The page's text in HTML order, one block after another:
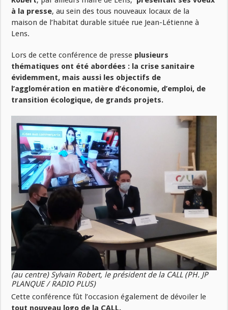
à la presse, au sein des tous nouveaux locaux de la
maison de l’habitat durable située rue Jean-Létienne à
Lens.
Lors de cette conférence de presse plusieurs
thématiques ont été abordées : la crise sanitaire
évidemment, mais aussi les objectifs de
l’agglomération en matière d’économie, d’emploi, de
transition écologique, de grands projets.
(au centre) Sylvain Robert, le président de la CALL (PH. JP
PLANQUE / RADIO PLUS)
Cette conférence fût l’occasion également de dévoiler le
tout nouveau logo de la CALL.